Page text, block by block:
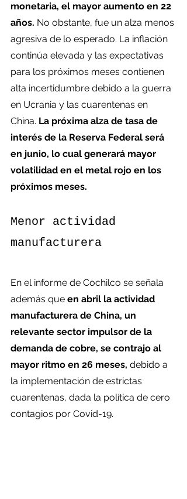
monetaria, el mayor aumento en 22
años. No obstante, fue un alza menos
agresiva de lo esperado. La inflación
continúa elevada y las expectativas
para los próximos meses contienen
alta incertidumbre debido a la guerra
en Ucrania y las cuarentenas en
China. La próxima alza de tasa de
interés de la Reserva Federal será
en junio, lo cual generará mayor
volatilidad en el metal rojo en los
próximos meses.
Menor actividad
manufacturera
En el informe de Cochilco se señala
además que en abril la actividad
manufacturera de China, un
relevante sector impulsor de la
demanda de cobre, se contrajo al
mayor ritmo en 26 meses, debido a
la implementación de estrictas
cuarentenas, dada la política de cero
contagios por Covid-19.